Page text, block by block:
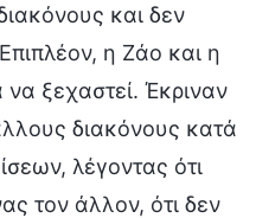
και δεν
η Ζάο και η
ξεχαστεί. Έκριναν
διακόνους κατά
λέγοντας ότι
τον άλλον, ότι δεν